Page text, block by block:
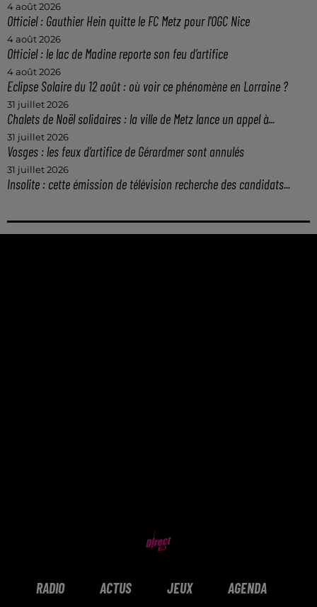
4 août 2026
Officiel : Gauthier Hein quitte le FC Metz pour l'OGC Nice
4 août 2026
Officiel : le lac de Madine reporte son feu d’artifice
4 août 2026
Eclipse Solaire du 12 août : où voir ce phénomène en Lorraine ?
31 juillet 2026
Chalets de Noël solidaires : la ville de Metz lance un appel à...
31 juillet 2026
Vosges : les feux d’artifice de Gérardmer sont annulés
31 juillet 2026
Insolite : cette émission de télévision recherche des candidats...
RADIO ACTUS JEUX AGENDA